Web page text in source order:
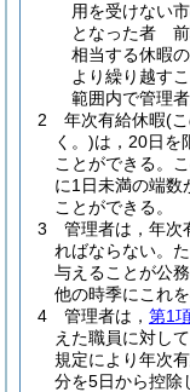
用を受けない
となった者 前
相当する休暇
より繰り越す
範囲内で管理
2
年次有給休暇(
く。)は，20日を
ことができる。
に1日未満の端数
ことができる。
3
管理者は，年次
ればならない。
与えることが公
他の時季にこれ
4
管理者は， 第1
えた職員に対し
規定により年次
分を5日から控除